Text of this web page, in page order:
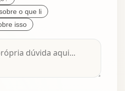
o que li
isso